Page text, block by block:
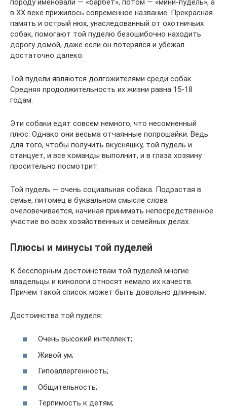
породу именовали — «барбет», потом — «мини-пудель», а
в ХХ веке прижилось современное название. Прекрасная
память и острый нюх, унаследованный от охотничьих
собак, помогают той пуделю безошибочно находить
дорогу домой, даже если он потерялся и убежал
достаточно далеко.
Той пудели являются долгожителями среди собак.
Средняя продолжительность их жизни равна 15-18
годам.
Эти собаки едят совсем немного, что несомненный
плюс. Однако они весьма отчаянные попрошайки. Ведь
для того, чтобы получить вкусняшку, той пудель и
станцует, и все команды выполнит, и в глаза хозяину
просительно посмотрит.
Той пудель — очень социальная собака. Подрастая в
семье, питомец в буквальном смысле слова
очеловечивается, начиная принимать непосредственное
участие во всех хозяйственных и семейных делах.
Плюсы и минусы той пуделей
К бесспорным достоинствам той пуделей многие
владельцы и кинологи относят немало их качеств.
Причем такой список может быть довольно длинным.
Достоинства той пуделя:
Очень высокий интеллект;
Живой ум;
Гипоаллергенность;
Общительность;
Терпимость к детям;